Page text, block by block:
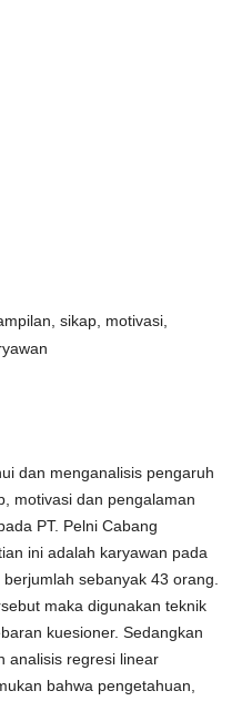
sikap, motivasi,
dan menganalisis pengaruh
motivasi dan pengalaman
PT. Pelni Cabang
ini adalah karyawan pada
sebanyak 43 orang.
maka digunakan teknik
kuesioner. Sedangkan
analisis regresi linear
bahwa pengetahuan,